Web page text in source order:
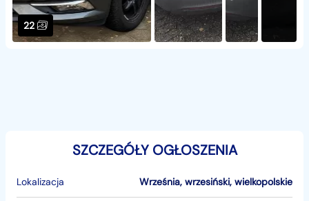
22
SZCZEGÓŁY OGŁOSZENIA
Lokalizacja Września, wrzesiński, wielkopolskie